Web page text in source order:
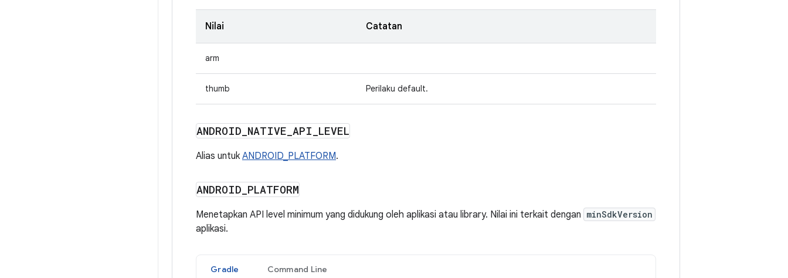
Nilai Catatan
arm
thumb Perilaku default.
ANDROID NATIVE API LEVEL
Alias untuk ANDROID_PLATFORM.
ANDROID PLATFORM
Menetapkan API level minimum yang didukung oleh aplikasi atau library. Nilai ini terkait dengan minSdkVersion
aplikasi.
Gradle Command Line